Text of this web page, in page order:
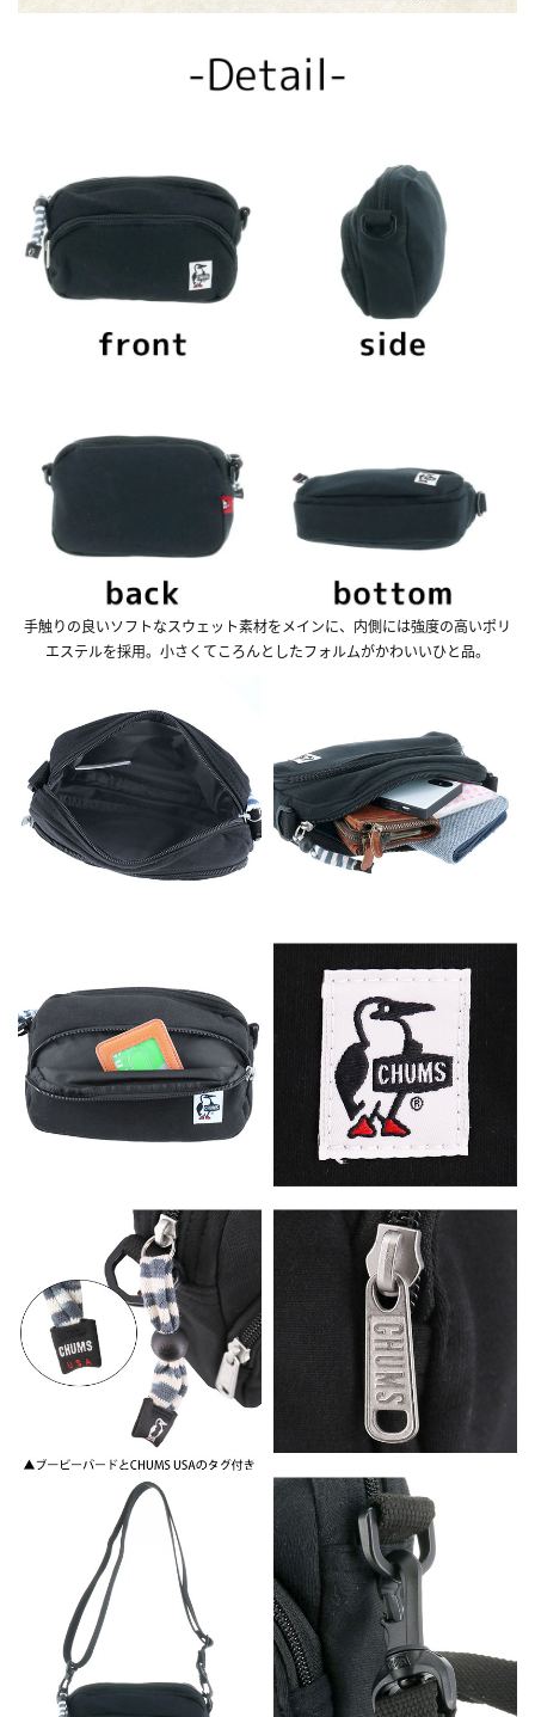
手触りの良いソフトなスウェット素材をメインに、内側には強度の高いポリ
エステルを採用。小さくてころんとしたフォルムがかわいいひと品。